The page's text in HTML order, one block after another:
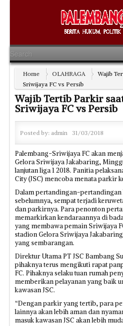
Home OLAHRAGA
Wajib
Sriwijaya FC vs Persib
Wajib Tertib Parkir
Sriwijaya FC vs Persib
Posted by: admin 31/03/2018
Palembang-Sriwijaya FC akan
Gelora Sriwijaya Jakabaring,
lanjutan liga 1 2018. Panitia
City (JSC) mencoba menata parkir
Dalam pertandingan-pertandingan
sebelumnya, sempat terjadi
dan parkirnya. Para penonton
memarkirkan kendaraannya di
yang membawa pemain Sriwijaya
stadion Gelora Sriwijaya
yang sembarangan.
Direktur Utama PT JSC Bambang
pihaknya terus mengikuti rapat
FC. Pihaknya selaku tuan rumah
memberikan pelayanan yang baik
kawasan JSC.
“Dengan parkir yang tertib, para
lainnya akan lebih aman dan
masuk kawasan JSC akan lebih